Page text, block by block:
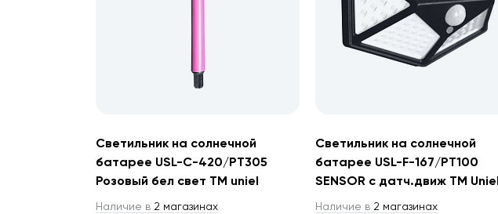
Светильник на солнечной
батарее USL-C-420/PT305
Розовый бел свет TM uniel
Наличие в 2 магазинах
Светильник на солнечной
батарее USL-F-167/PT100
SENSOR с датч.движ TM Uniel
Наличие в 2 магазинах